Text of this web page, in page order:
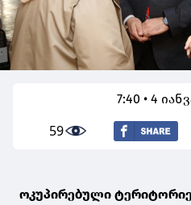
7:40 • 4
59
ოკუპირებული